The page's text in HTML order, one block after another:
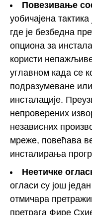
Повезивање
уобичајена
где је безбедна
опциона за
користи
углавном када се
подразумеване
инсталације.
непроверених
независних
мреже, повећава
инсталирања
Неетичке
огласи су још
отмичара
претрага Фире